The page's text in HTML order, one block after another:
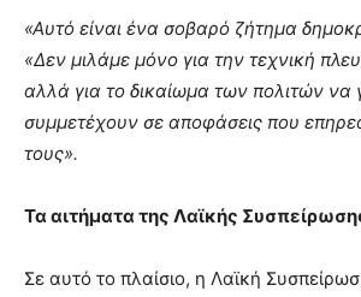
«Αυτό είναι ένα σοβαρό ζήτημα
«Δεν μιλάμε μόνο για την τεχνική
αλλά για το δικαίωμα των πολιτών να
συμμετέχουν σε αποφάσεις που
τους».
Τα αιτήματα της Λαϊκής
Σε αυτό το πλαίσιο, η Λαϊκή